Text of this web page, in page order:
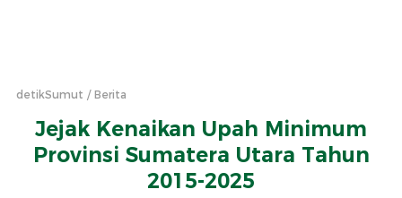
detikSumut Berita
Jejak Kenaikan Upah Minimum
Provinsi Sumatera Utara Tahun
2015-2025